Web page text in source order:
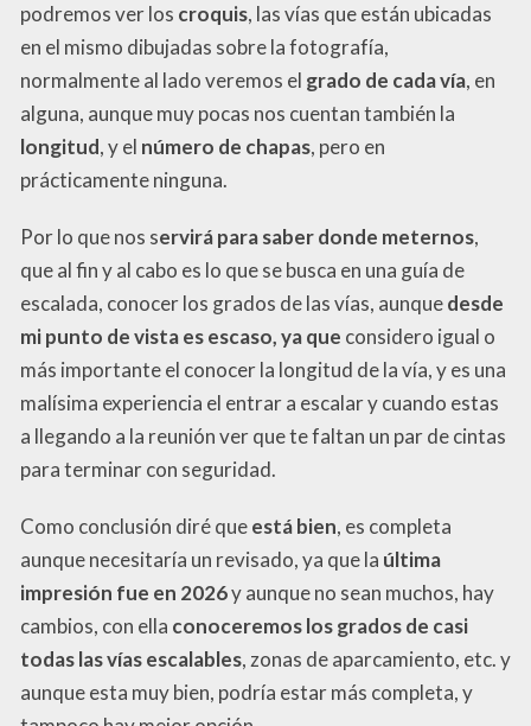
podremos ver los croquis, las vías que están ubicadas
en el mismo dibujadas sobre la fotografía,
normalmente al lado veremos el grado de cada vía, en
alguna, aunque muy pocas nos cuentan también la
longitud, y el número de chapas, pero en
prácticamente ninguna.
Por lo que nos servirá para saber donde meternos,
que al fin y al cabo es lo que se busca en una guía de
escalada, conocer los grados de las vías, aunquedesde
mi punto de vista es escaso, ya que considero igual o
más importante el conocer la longitud de la vía, y es una
malísima experiencia el entrar a escalar y cuando estas
a llegando a la reunión ver que te faltan un par de cintas
para terminar con seguridad.
Como conclusión diré queestá bien, es completa
aunque necesitaría un revisado, ya que la última
impresión fue en 2026y aunque no sean muchos, hay
cambios, con ella conoceremos los grados de casi
todas las vías escalables, zonas de aparcamiento, etc. y
aunque esta muy bien, podría estar más completa, y